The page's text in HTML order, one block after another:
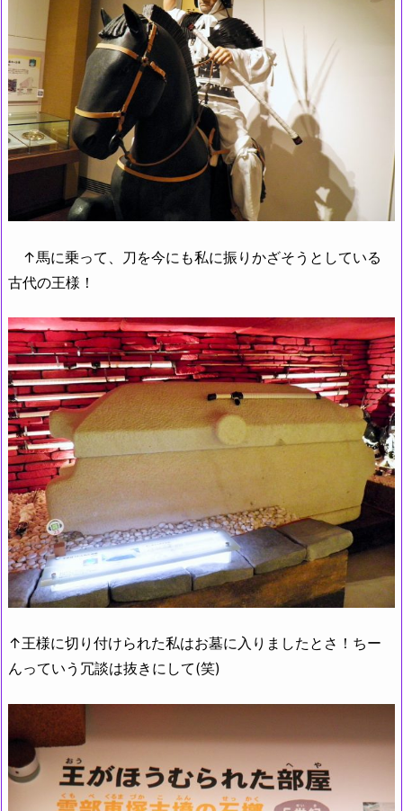
↑馬に乗って、刀を今にも私に振りかざそうとしている
古代の王様！
↑王様に切り付けられた私はお墓に入りましたとさ！ちー
んっていう冗談は抜きにして(笑)